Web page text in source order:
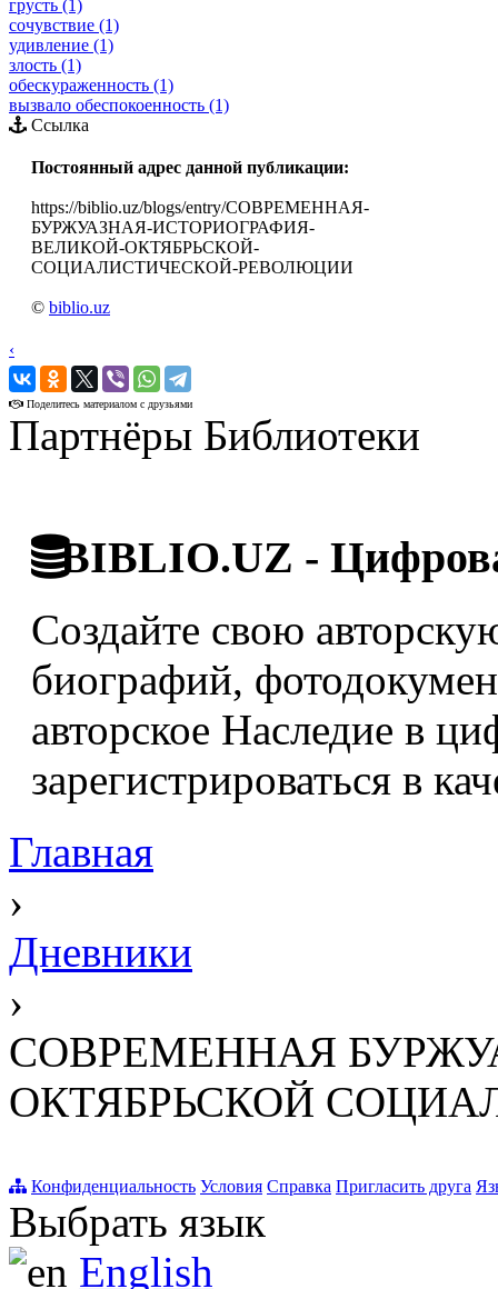
грусть (1)
сочувствие (1)
удивление (1)
злость (1)
обескураженность (1)
вызвало обеспокоенность (1)
Ссылка
Постоянный адрес данной публикации:
https://biblio.uz/blogs/entry/СОВРЕМЕННАЯ-
БУРЖУАЗНАЯ-ИСТОРИОГРАФИЯ-
ВЕЛИКОЙ-ОКТЯБРЬСКОЙ-
СОЦИАЛИСТИЧЕСКОЙ-РЕВОЛЮЦИИ
© biblio.uz
‹
›
Поделитесь материалом с друзьями
Партнёры Библиотеки
BIBLIO.UZ -
Создайте свою
биографий,
авторское Наследие в
зарегистрироваться в
Главная
›
Дневники
›
СОВРЕМЕННАЯ
ОКТЯБРЬСКОЙ
Конфиденциальность Условия Справка Пригласить друга
Выбрать язык
English